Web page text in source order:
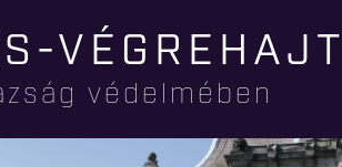
tartalomra
védelmében